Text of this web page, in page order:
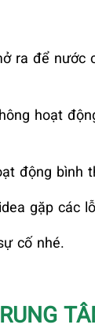
ra để nước
hoạt
động bình
gặp các
cố nhé.